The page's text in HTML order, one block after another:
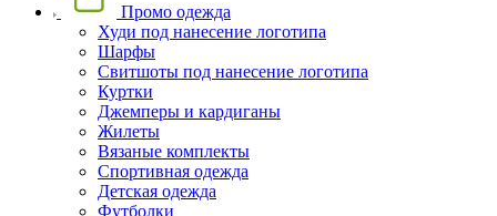
Промо одежда
Худи под нанесение логотипа
Шарфы
Свитшоты под нанесение логотипа
Куртки
Джемперы и кардиганы
Жилеты
Вязаные комплекты
Спортивная одежда
Детская одежда
Футболки